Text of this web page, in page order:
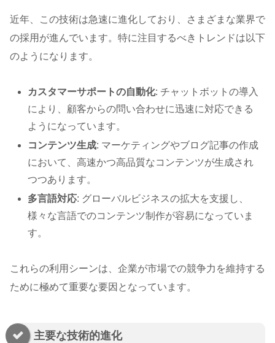
近年、この技術は急速に進化しており、さまざまな業界で
の採用が進んでいます。特に注目するべきトレンドは以下
のようになります。
カスタマーサポートの自動化: チャットボットの導入
により、顧客からの問い合わせに迅速に対応できる
ようになっています。
コンテンツ生成: マーケティングやブログ記事の作成
において、高速かつ高品質なコンテンツが生成され
つつあります。
多言語対応: グローバルビジネスの拡大を支援し、
様々な言語でのコンテンツ制作が容易になっていま
す。
これらの利用シーンは、企業が市場での競争力を維持する
ために極めて重要な要因となっています。
主要な技術的進化